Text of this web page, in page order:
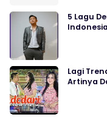
5 Lagu
Lagi
Artinya